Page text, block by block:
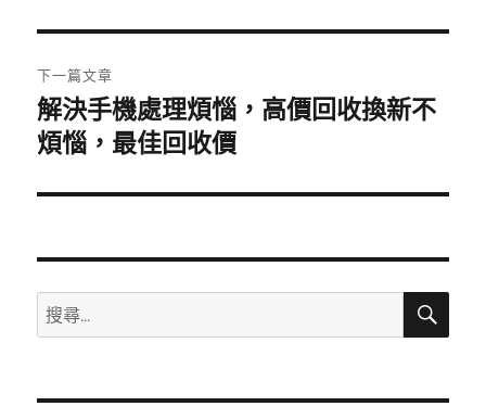
覽
文
章:
下一篇文章
下
一
文
解決手機處理煩惱，高價回收換新不
煩惱，最佳回收價
搜
尋
鍵
搜